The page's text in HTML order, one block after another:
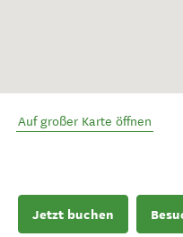
Auf großer Karte öffnen
Jetzt buchen